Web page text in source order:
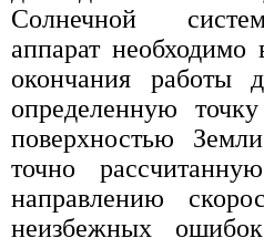
Солнечной
аппарат
окончания работы
определенную
поверхностью
точно
направлению
неизбежных